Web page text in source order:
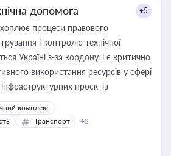
допомога +5
процеси правового
і контролю технічної
Україні з-за кордону, і є критично
використання ресурсів у сфері
проєктів
комплекс
Транспорт +2